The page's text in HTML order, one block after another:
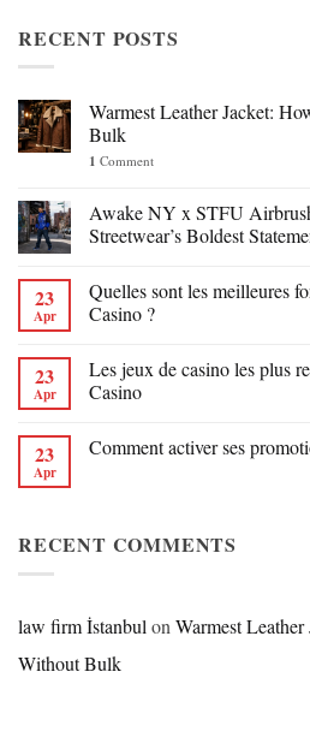
RECENT POSTS
Warmest Leather Jacket:
Bulk
1 Comment
Awake NY x STFU
Streetwear’s Boldest
23
Apr
Quelles sont les meilleures
Casino ?
23
Apr
Les jeux de casino les plus
Casino
23
Apr
Comment activer ses
RECENT COMMENTS
law firm İstanbul on Warmest
Without Bulk